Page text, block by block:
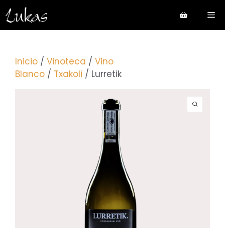
Saltar
al
contenido
Inicio / Vinoteca / Vino
Blanco / Txakoli / Lurretik